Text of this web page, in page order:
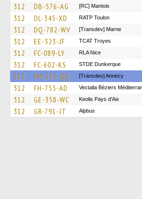
312 DB-576-AG [RC] Mantois
312 DL-345-XD RATP Toulon
312 DQ-782-WV [Transdev] Marne
312 EE-323-JF TCAT Troyes
312 FC-089-LY RLA Nice
312 FC-602-KS STDE Dunkerque
312 FM-255-QQ [Transdev] Annecy
312 FH-755-AD Vectalia Béziers
312 GE-358-WC Keolis Pays d'Aix
312 GR-791-JT Alpbus